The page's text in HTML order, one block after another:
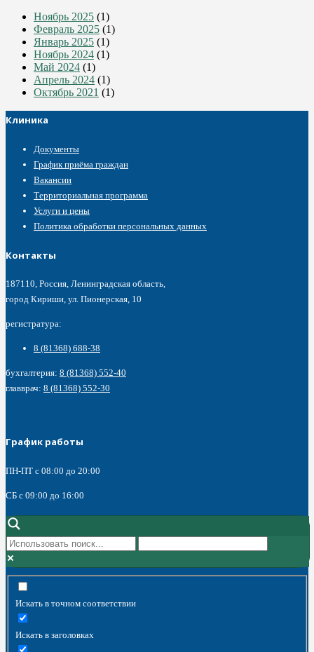
Ноябрь 2025 (1)
Февраль 2025 (1)
Январь 2025 (1)
Ноябрь 2024 (1)
Май 2024 (1)
Апрель 2024 (1)
Октябрь 2021 (1)
Клиника
Документы
График приёма граждан
Вакансии
Территориальная программа
Услуги и цены
Политика обработки персональных данных
Контакты
187110, Россия, Ленинградская область,
город Кириши, ул. Пионерская, 10
регистратура:
8 (81368) 688-38
бухгалтерия: 8 (81368) 552-40
главврач: 8 (81368) 552-30
График работы
ПН-ПТ с 08:00 до 20:00
СБ c 09:00 до 16:00
Искать в точном соответствии
Искать в заголовках